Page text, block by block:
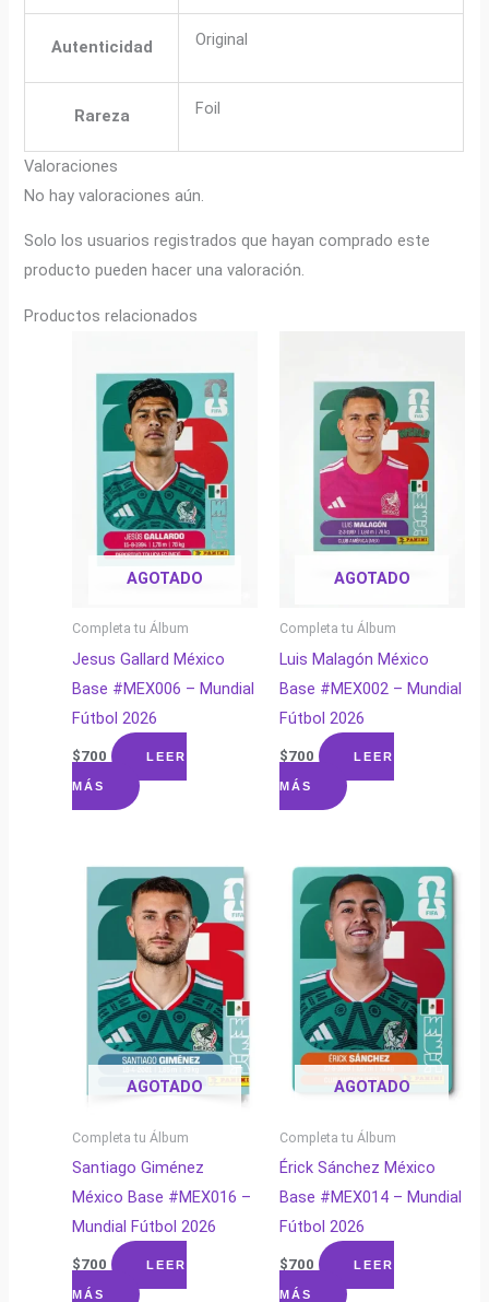
Autenticidad Original
Rareza Foil
Valoraciones
No hay valoraciones aún.
Solo los usuarios registrados que hayan comprado este
producto pueden hacer una valoración.
Productos relacionados
AGOTADO
Completa tu Álbum
Jesus Gallard México
Base #MEX006 – Mundial
Fútbol 2026
$700 LEER
MÁS
AGOTADO
Completa tu Álbum
Luis Malagón México
Base #MEX002 – Mundial
Fútbol 2026
$700 LEER
MÁS
AGOTADO
Completa tu Álbum
Santiago Giménez
México Base #MEX016 –
Mundial Fútbol 2026
$700 LEER
MÁS
AGOTADO
Completa tu Álbum
Érick Sánchez México
Base #MEX014 – Mundial
Fútbol 2026
$700 LEER
MÁS